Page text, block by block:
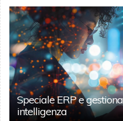
Speciale ERP e
intelligenza